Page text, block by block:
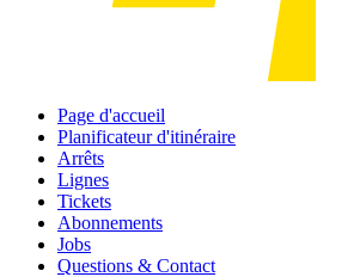
Page d'accueil
Planificateur d'itinéraire
Arrêts
Lignes
Tickets
Abonnements
Jobs
Questions & Contact